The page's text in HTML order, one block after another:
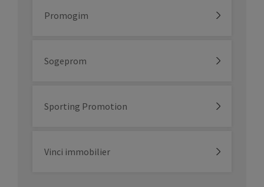
Promogim
Sogeprom
Sporting Promotion
Vinci immobilier